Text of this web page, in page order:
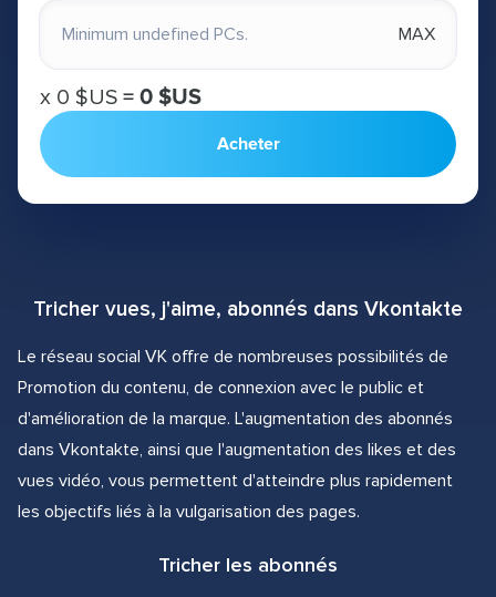
MAX
х 0 $US = 0 $US
Acheter
Tricher vues, j'aime, abonnés dans Vkontakte
Le réseau social VK offre de nombreuses possibilités de
Promotion du contenu, de connexion avec le public et
d'amélioration de la marque. L'augmentation des abonnés
dans Vkontakte, ainsi que l'augmentation des likes et des
vues vidéo, vous permettent d'atteindre plus rapidement
les objectifs liés à la vulgarisation des pages.
Tricher les abonnés